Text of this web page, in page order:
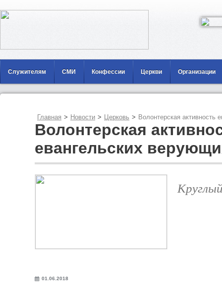
Служителям СМИ Конфессии Церкви Организации
Главная > Новости > Церковь > Волонтерская активность
Волонтерская
евангельских
01.06.2018